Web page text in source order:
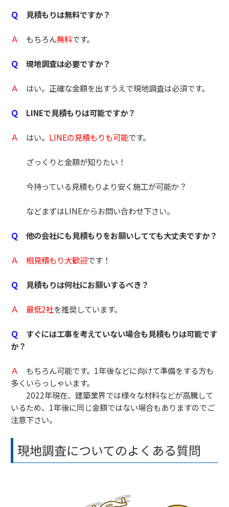
Ｑ 見積もりは無料ですか？
Ａ もちろん無料です。
Ｑ 現地調査は必要ですか？
Ａ はい。正確な金額を出すうえで現地調査は必須です。
Ｑ LINEで見積もりは可能ですか？
Ａ はい。 LINEの見積もりも可能です。
ざっくりと金額が知りたい！
今持っている見積もりより安く施工が可能か？
などまずはLINEからお問い合わせ下さい。
Ｑ 他の会社にも見積もりをお願いしてても大丈夫ですか？
Ａ 相見積もり大歓迎です！
Ｑ 見積もりは何社にお願いするべき？
Ａ 最低2社を推奨しています。
Ｑ すぐには工事を考えていない場合も見積もりは可能です
か？
Ａ もちろん可能です。1年後などに向けて準備をする方も
多くいらっしゃいます。
2022年現在、建築業界では様々な材料などが高騰して
いるため、1年後に同じ金額ではない場合もありますのでご
注意下さい。
現地調査についてのよくある質問